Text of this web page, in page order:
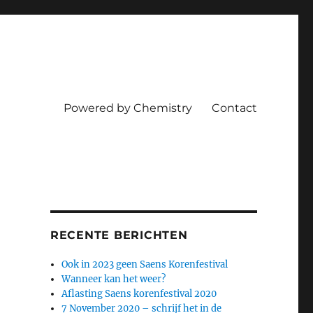
Powered by Chemistry Contact
RECENTE BERICHTEN
Ook in 2023 geen Saens Korenfestival
Wanneer kan het weer?
Aflasting Saens korenfestival 2020
7 November 2020 – schrijf het in de